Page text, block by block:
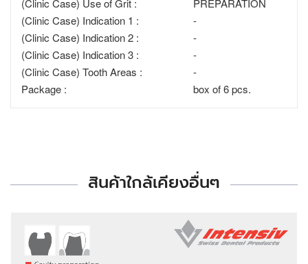
(Clinic Case) Use of Grit :
PREPARATION
(Clinic Case) Indication 1 :
-
(Clinic Case) Indication 2 :
-
(Clinic Case) Indication 3 :
-
(Clinic Case) Tooth Areas :
-
Package :
box of 6 pcs.
สินค้าใกล้เคียงอื่นๆ